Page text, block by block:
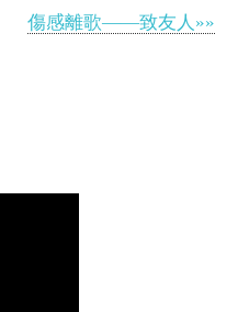
傷感離歌——致友人»»